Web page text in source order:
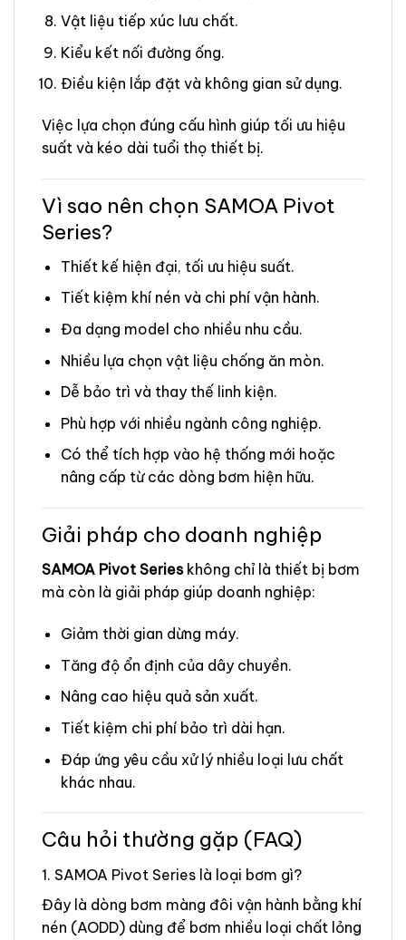
Vật liệu tiếp xúc lưu chất.
Kiểu kết nối đường ống.
Điều kiện lắp đặt và không gian sử dụng.
Việc lựa chọn đúng cấu hình giúp tối ưu hiệu
suất và kéo dài tuổi thọ thiết bị.
Vì sao nên chọn SAMOA Pivot
Series?
Thiết kế hiện đại, tối ưu hiệu suất.
Tiết kiệm khí nén và chi phí vận hành.
Đa dạng model cho nhiều nhu cầu.
Nhiều lựa chọn vật liệu chống ăn mòn.
Dễ bảo trì và thay thế linh kiện.
Phù hợp với nhiều ngành công nghiệp.
Có thể tích hợp vào hệ thống mới hoặc
nâng cấp từ các dòng bơm hiện hữu.
Giải pháp cho doanh nghiệp
SAMOA Pivot Serieskhông chỉ là thiết bị bơm
mà còn là giải pháp giúp doanh nghiệp:
Giảm thời gian dừng máy.
Tăng độ ổn định của dây chuyền.
Nâng cao hiệu quả sản xuất.
Tiết kiệm chi phí bảo trì dài hạn.
Đáp ứng yêu cầu xử lý nhiều loại lưu chất
khác nhau.
Câu hỏi thường gặp (FAQ)
1. SAMOA Pivot Series là loại bơm gì?
Đây là dòng bơm màng đôi vận hành bằng khí
nén (AODD) dùng để bơm nhiều loại chất lỏng